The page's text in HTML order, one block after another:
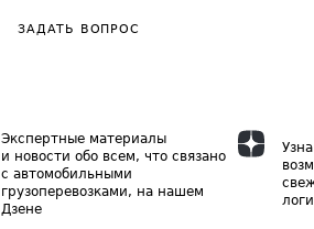
ЗАДАТЬ ВОПРОС
Экспертные материалы
и новости обо всем, что связано
с автомобильными
грузоперевозками, на нашем
Дзене